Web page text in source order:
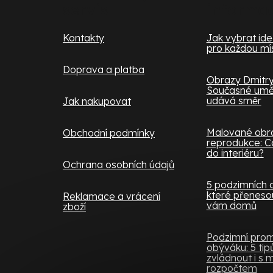
Kontakty
Doprava a platba
Jak nakupovat
Obchodní podmínky
Ochrana osobních údajů
Reklamace a vrácení
zboží
Jak vybrat
pro každou
Obrazy
Současné
udává směr
Malované
reprodukce:
do interiéru?
5 podzimních
které
vám domů
Podzimní
obýváku: 5
zvládnout i s
rozpočtem